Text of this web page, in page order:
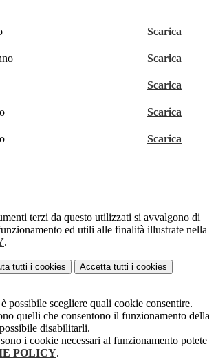
Scarica
Scarica
Scarica
Scarica
Scarica
terzi da questo utilizzati si avvalgono di
ed utili alle finalità illustrate nella
.
tutti i cookies Accetta tutti i cookies
possibile scegliere quali cookie consentire.
quelli che consentono il funzionamento della
disabilitarli.
i cookie necessari al funzionamento potete
POLICY.